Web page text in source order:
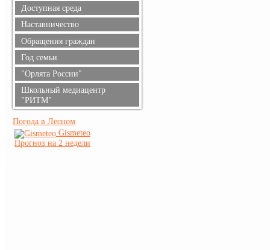
Доступная среда
Наставничество
Обращения граждан
Год семьи
"Орлята России"
Школьный медиацентр
"РИТМ"
Погода в Лесном
Gismeteo
Прогноз на 2 недели